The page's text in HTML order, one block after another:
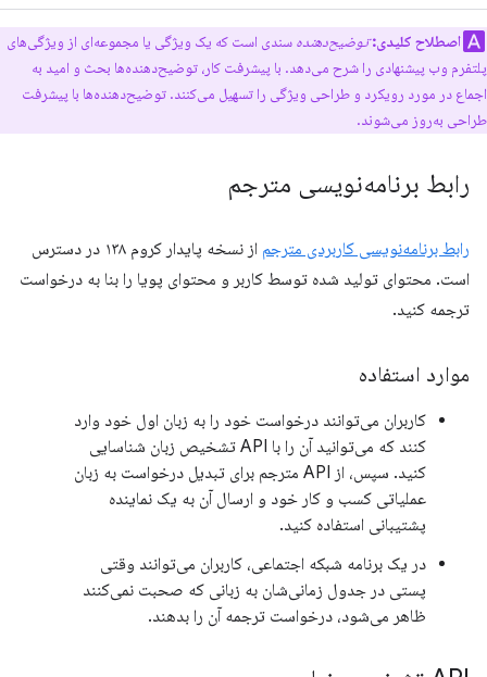
اصطلاح کلیدی: توضیح‌دهنده سندی است که یک ویژگی یا مجموعه‌ای از ویژگی‌های
پلتفرم وب پیشنهادی را شرح می‌دهد. با پیشرفت کار، توضیح‌دهنده‌ها بحث و امید به
اجماع در مورد رویکرد و طراحی ویژگی را تسهیل می‌کنند. توضیح‌دهنده‌ها با پیشرفت
طراحی به‌روز می‌شوند.
رابط برنامه‌نویسی مترجم
رابط برنامه‌نویسی کاربردی مترجم
از نسخه پایدار کروم ۱۳۸ در دسترس
است. محتوای تولید شده توسط کاربر و محتوای پویا را بنا به درخواست
ترجمه کنید.
موارد استفاده
کاربران می‌توانند درخواست خود را به زبان اول خود وارد
کنند که می‌توانید آن را با API تشخیص زبان شناسایی
کنید. سپس، از API مترجم برای تبدیل درخواست به زبان
عملیاتی کسب و کار خود و ارسال آن به یک نماینده
پشتیبانی استفاده کنید.
در یک برنامه شبکه اجتماعی، کاربران می‌توانند وقتی
پستی در جدول زمانی‌شان به زبانی که صحبت نمی‌کنند
ظاهر می‌شود، درخواست ترجمه آن را بدهند.